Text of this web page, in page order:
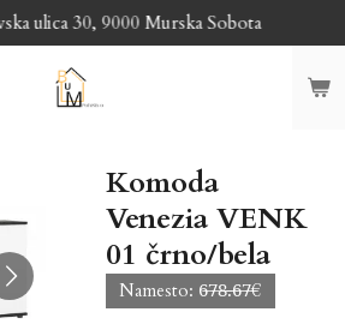
ulica 30, 9000 Murska Sobota
Komoda
Venezia VENK
01 črno/bela
Namesto: 6̶7̶8̶.̶6̶7̶€